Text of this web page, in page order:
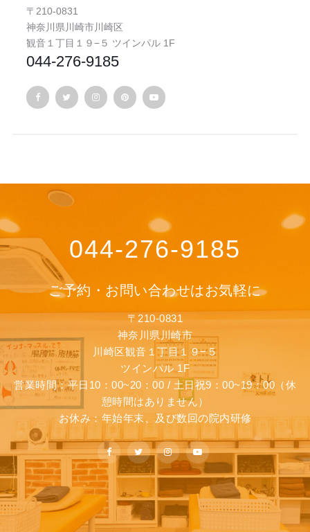
〒210-0831
神奈川県川崎市川崎区
観音１丁目１９−５ ツインパル 1F
044-276-9185
044-276-9185
ご予約・お問い合わせはお気軽に
〒210-0831
神奈川県川崎市
川崎区観音１丁目１９−５
ツインパル 1F
営業時間：平日10：00~20：00 / 土日祝9：00~19：00（休
憩時間はありません）
お休み：年始年末、及び数回の院内研修